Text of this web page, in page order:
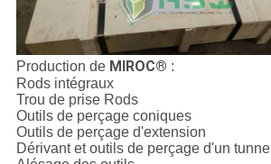
Production de MIROC® :
Rods intégraux
Trou de prise Rods
Outils de perçage coniques
Outils de perçage d'extension
Dérivant et outils de perçage d'un tunnel